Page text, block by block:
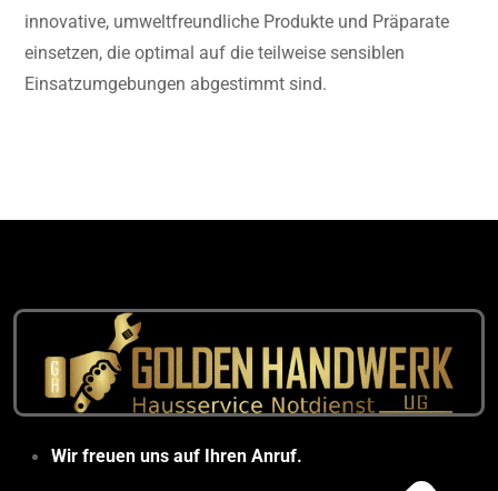
innovative, umweltfreundliche Produkte und Präparate
einsetzen, die optimal auf die teilweise sensiblen
Einsatzumgebungen abgestimmt sind.
Wir freuen uns auf Ihren Anruf.